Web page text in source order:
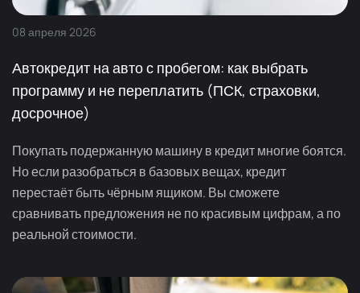
08 апреля 2026
Автокредит на авто с пробегом: как выбрать
программу и не переплатить (ПСК, страховки,
досрочное)
Покупать подержанную машину в кредит многие боятся.
Но если разобраться в базовых вещах, кредит
перестаёт быть чёрным ящиком. Вы сможете
сравнивать предложения не по красивым цифрам, а по
реальной стоимости.